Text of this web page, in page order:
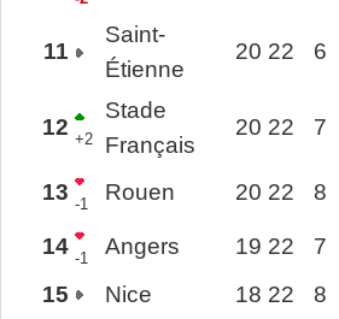
11
Saint-
Étienne
20 22 6
12 +2
Stade
Français
20 22 7
13 -1 Rouen 20 22 8
14 -1 Angers 19 22 7
15
Nice 18 22 8